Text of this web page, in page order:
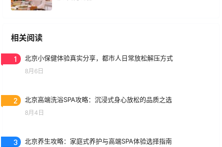
相关阅读
1 北京小保健体验真实分享，都市人日常放松解压方式
8月6日
2 北京高端洗浴SPA攻略：沉浸式身心放松的品质之选
8月4日
3 北京养生攻略：家庭式养护与高端SPA体验选择指南